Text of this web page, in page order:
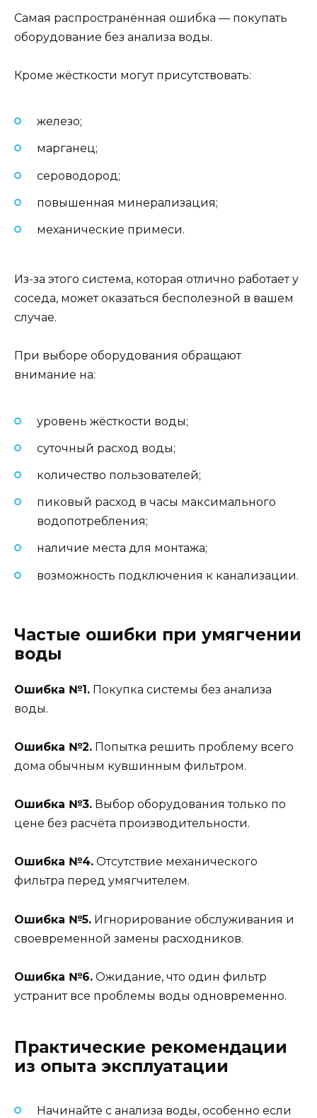
Самая распространённая ошибка — покупать
оборудование без анализа воды.
Кроме жёсткости могут присутствовать:
железо;
марганец;
сероводород;
повышенная минерализация;
механические примеси.
Из-за этого система, которая отлично работает у
соседа, может оказаться бесполезной в вашем
случае.
При выборе оборудования обращают
внимание на:
уровень жёсткости воды;
суточный расход воды;
количество пользователей;
пиковый расход в часы максимального
водопотребления;
наличие места для монтажа;
возможность подключения к канализации.
Частые ошибки при умягчении
воды
Ошибка №1. Покупка системы без анализа
воды.
Ошибка №2. Попытка решить проблему всего
дома обычным кувшинным фильтром.
Ошибка №3. Выбор оборудования только по
цене без расчёта производительности.
Ошибка №4. Отсутствие механического
фильтра перед умягчителем.
Ошибка №5. Игнорирование обслуживания и
своевременной замены расходников.
Ошибка №6. Ожидание, что один фильтр
устранит все проблемы воды одновременно.
Практические рекомендации
из опыта эксплуатации
Начинайте с анализа воды, особенно если